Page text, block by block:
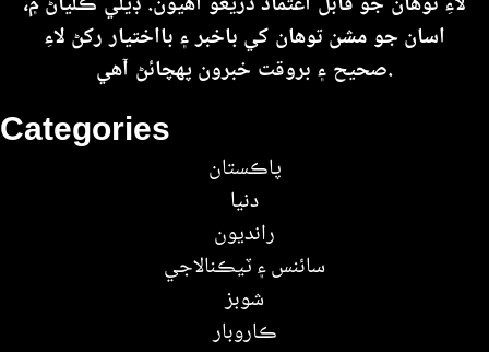
Categories
پاڪستان
دنيا
رانديون
سائنس ۽ ٽيڪنالاجي
شوبز
ڪاروبار
اسان جو مشن توهان کي باخبر ۽ بااختيار رکڻ لاءِ
صحيح ۽ بروقت خبرون پهچائڻ آهي.